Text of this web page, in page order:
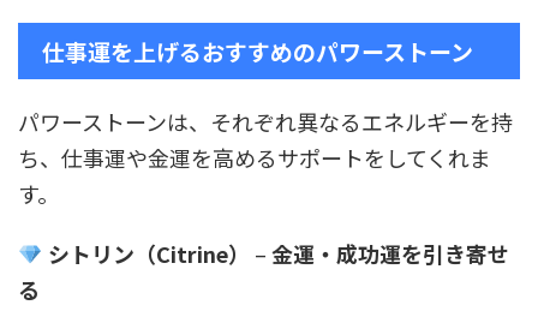
仕事運を上げるおすすめのパワーストーン
パワーストーンは、それぞれ異なるエネルギーを持
ち、仕事運や金運を高めるサポートをしてくれま
す。
シトリン（Citrine）
–金運・成功運を引き寄せ
る